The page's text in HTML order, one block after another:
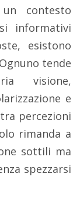
contesto
informativi
esistono
tende
visione,
e
percezioni
rimanda a
sottili ma
spezzarsi